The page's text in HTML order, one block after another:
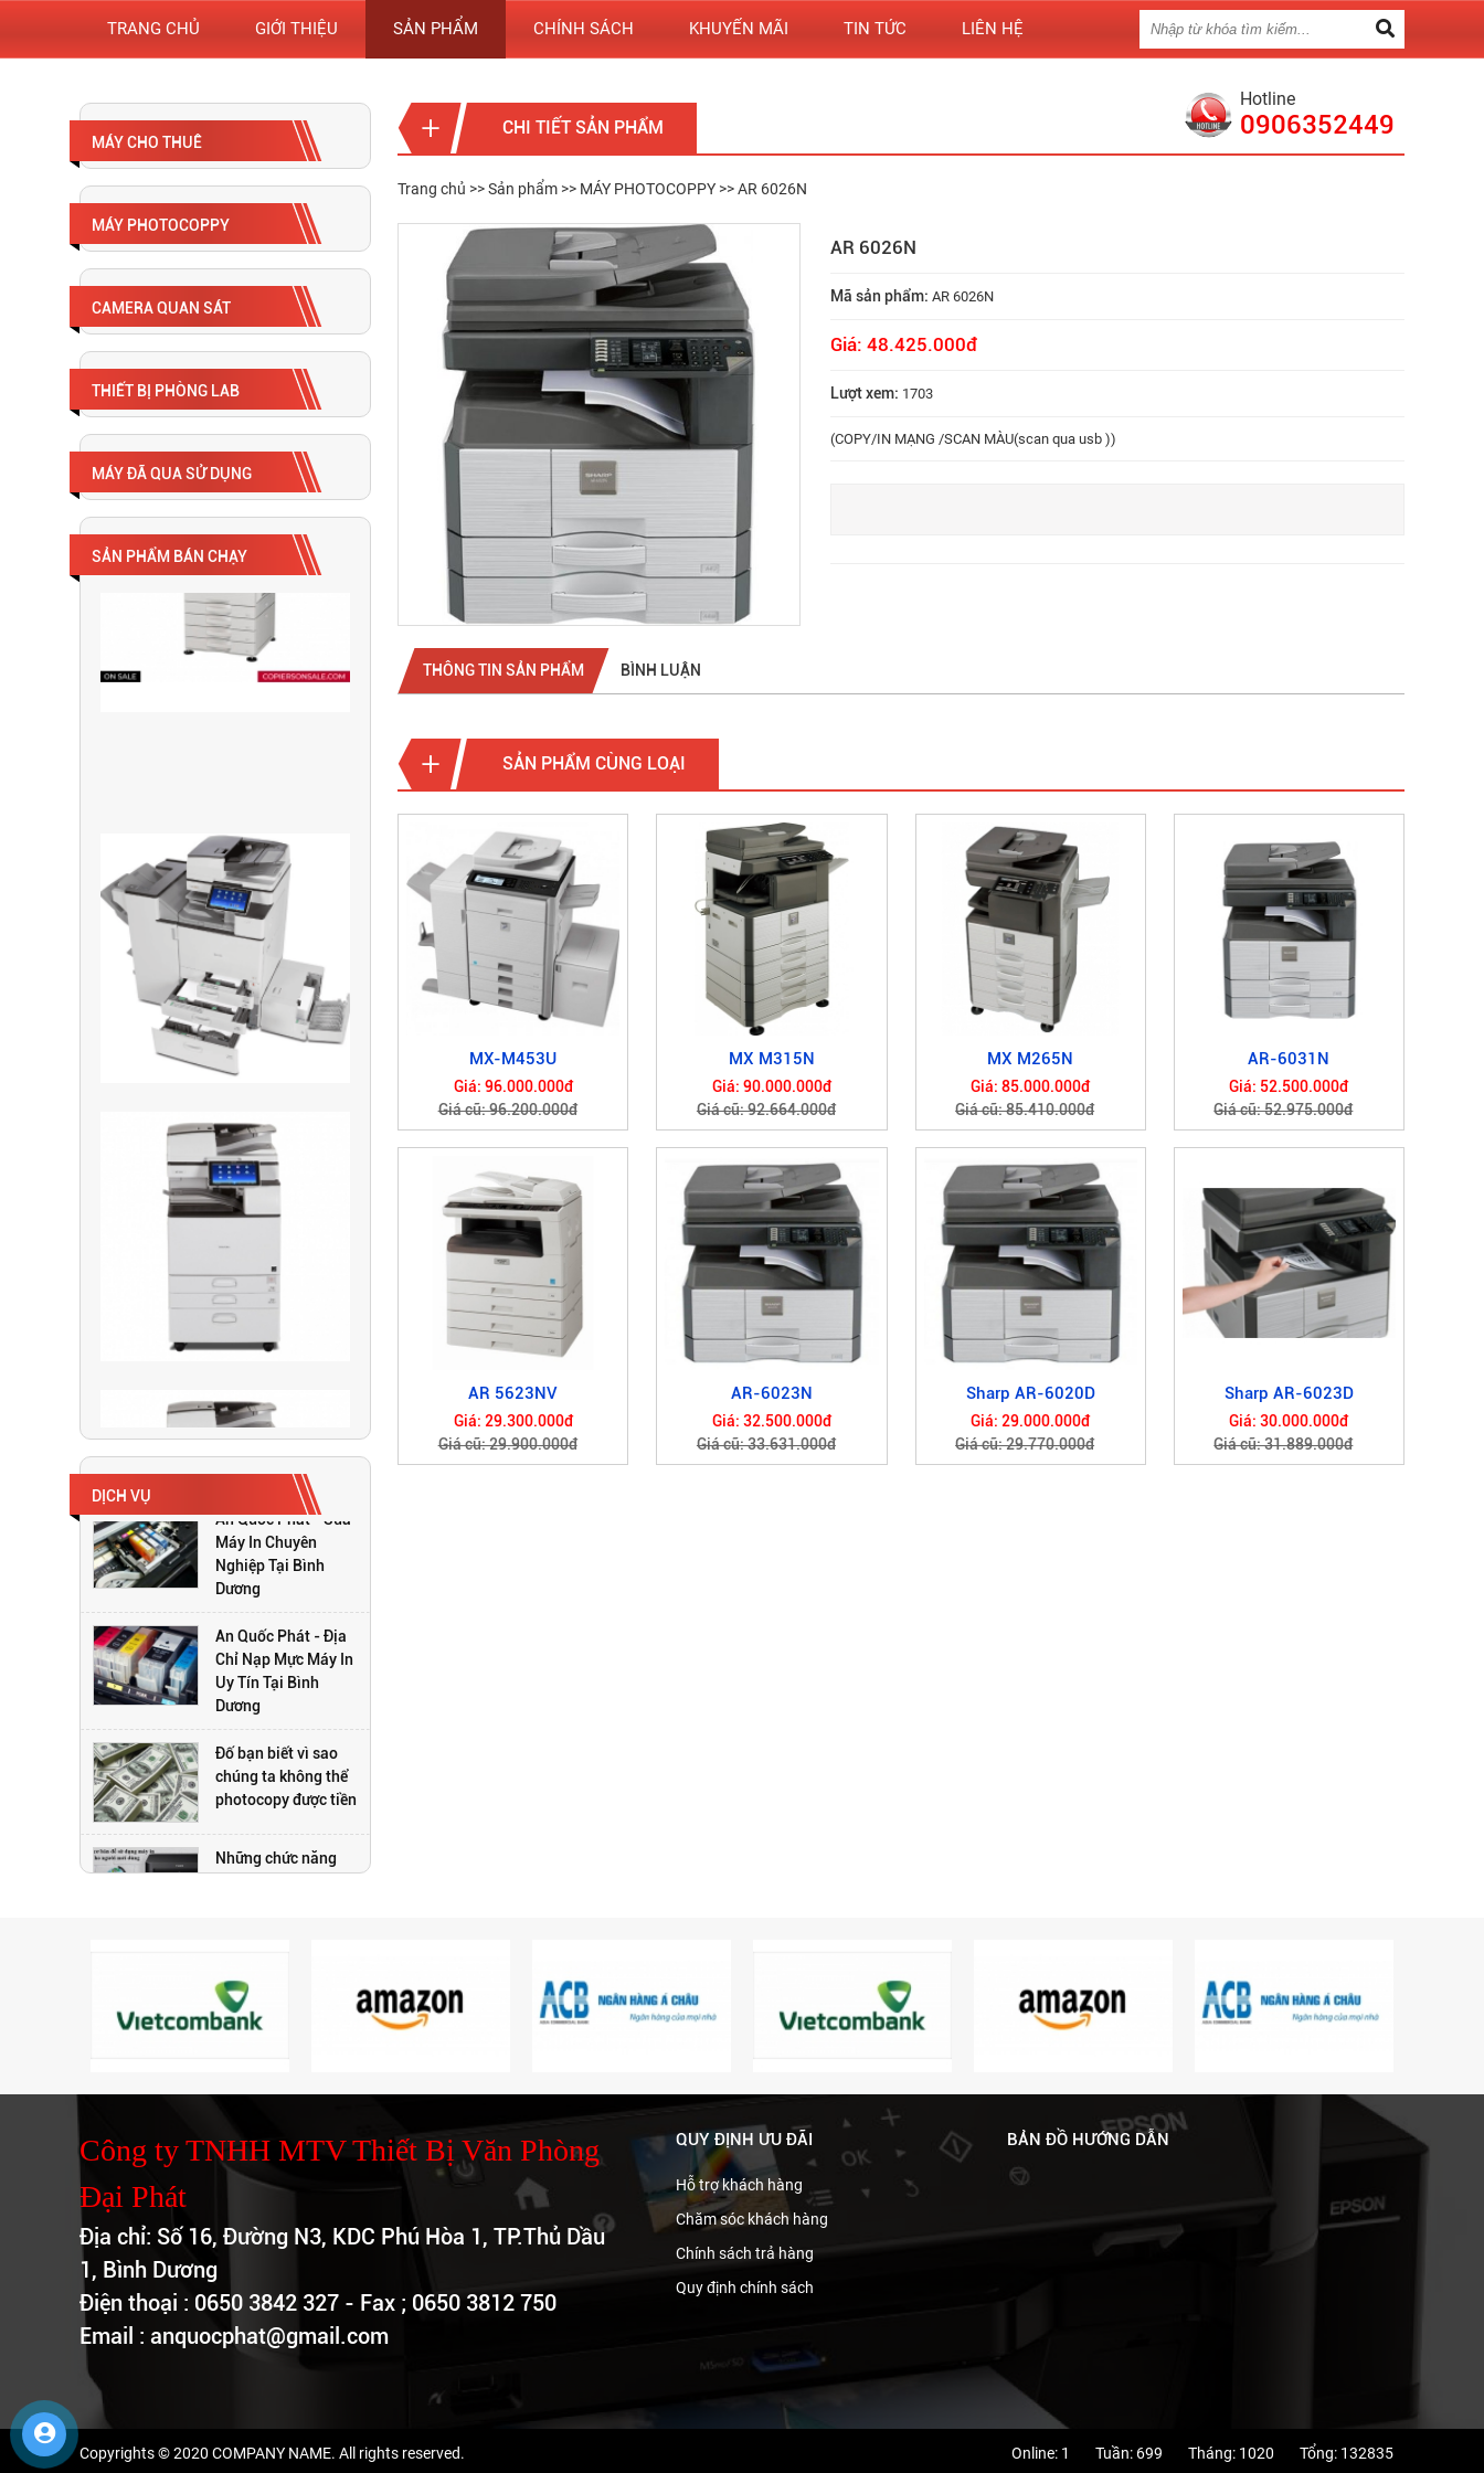
Hotline
0906352449
TRANG CHỦ GIỚI THIỆU SẢN PHẨM CHÍNH SÁCH KHUYẾN MÃI TIN TỨC LIÊN HỆ
CHI TIẾT SẢN PHẨM
Trang chủ >>Sản phẩm >> MÁY PHOTOCOPPY >> AR 6026N
AR 6026N
Mã sản phẩm: AR 6026N
Giá: 48.425.000đ
Lượt xem: 1703
(COPY/IN MẠNG /SCAN MÀU(scan qua usb ))
THÔNG TIN SẢN PHẨM BÌNH LUẬN
SẢN PHẨM CÙNG LOẠI
MX-M453U
Giá: 96.000.000đ
Giá cũ: 96.200.000đ
MX M315N
Giá: 90.000.000đ
Giá cũ: 92.664.000đ
MX M265N
Giá: 85.000.000đ
Giá cũ: 85.410.000đ
AR-6031N
Giá: 52.500.000đ
Giá cũ: 52.975.000đ
AR 5623NV
Giá: 29.300.000đ
Giá cũ: 29.900.000đ
AR-6023N
Giá: 32.500.000đ
Giá cũ: 33.631.000đ
Sharp AR-6020D
Giá: 29.000.000đ
Giá cũ: 29.770.000đ
Sharp AR-6023D
Giá: 30.000.000đ
Giá cũ: 31.889.000đ
MÁY CHO THUÊ
MÁY PHOTOCOPPY
CAMERA QUAN SÁT
THIẾT BỊ PHÒNG LAB
MÁY ĐÃ QUA SỬ DỤNG
SẢN PHẨM BÁN CHẠY
DỊCH VỤ
Đố bạn biết vì sao
chúng ta không thể
Những chức năng
trên máy photocopy
có thể bạn chưa biết
Top 3 dòng máy
Photocopy đang
nhất hiện nay
An Quốc Phát - Sửa
Máy In Chuyên
Nghiệp Tại Bình
Dương
An Quốc Phát - Địa
Chỉ Nạp Mực Máy In
Uy Tín Tại Bình
Dương
Đố bạn biết vì sao
chúng ta không thể
photocopy được tiền
Những chức năng
Photocopy đang
được ưa chuộng
nhất hiện nay
Dương
Uy Tín Tại Bình
Dương
Đố bạn biết vì sao
chúng ta không thể
Công ty TNHH MTV Thiết Bị Văn Phòng
Đại Phát
Địa chỉ: Số 16, Đường N3, KDC Phú Hòa 1, TP.Thủ Dầu
1, Bình Dương
Điện thoại : 0650 3842 327 - Fax ; 0650 3812 750
Email : anquocphat@gmail.com
QUY ĐỊNH ƯU ĐÃI
Hỗ trợ khách hàng
Chăm sóc khách hàng
Chính sách trả hàng
Quy định chính sách
BẢN ĐỒ HƯỚNG DẪN
Copyrights © 2020 COMPANY NAME. All rights reserved. Online: 1 Tuần: 699 Tháng: 1020 Tổng: 132835